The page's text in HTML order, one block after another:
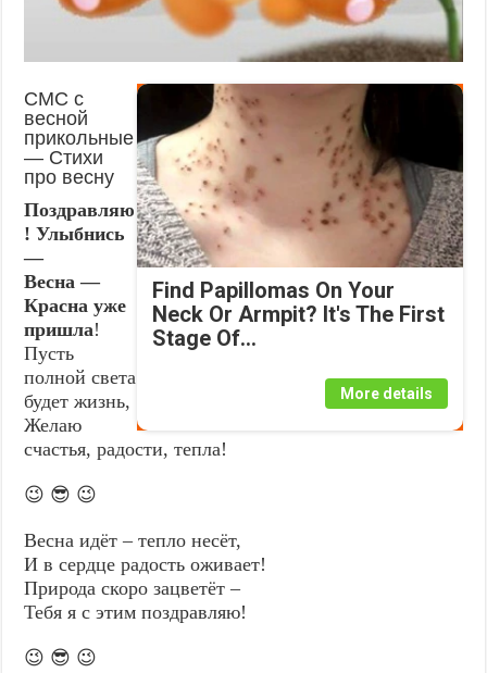
Find Papillomas On Your
Neck Or Armpit? It's The First
Stage Of...
More details
СМС с
весной
прикольные
— Стихи
про весну
Поздравляю
! Улыбнись
—
Весна —
Красна уже
пришла!
Пусть
полной света
будет жизнь,
Желаю
счастья, радости, тепла!
😉 😎 😉
Весна идёт – тепло несёт,
И в сердце радость оживает!
Природа скоро зацветёт –
Тебя я с этим поздравляю!
😉 😎 😉